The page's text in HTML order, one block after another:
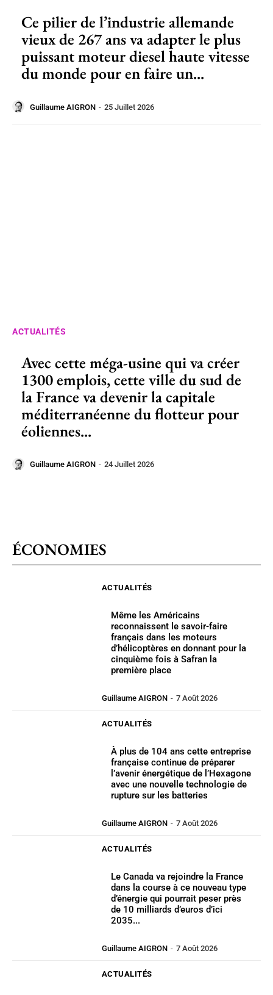
Ce pilier de l’industrie allemande
vieux de 267 ans va adapter le plus
puissant moteur diesel haute vitesse
du monde pour en faire un...
Guillaume AIGRON - 25 Juillet 2026
ACTUALITÉS
Avec cette méga-usine qui va créer
1300 emplois, cette ville du sud de
la France va devenir la capitale
méditerranéenne du flotteur pour
éoliennes...
Guillaume AIGRON - 24 Juillet 2026
ÉCONOMIES
ACTUALITÉS
Même les Américains
reconnaissent le savoir-faire
français dans les moteurs
d’hélicoptères en donnant pour la
cinquième fois à Safran la
première place
Guillaume AIGRON - 7 Août 2026
ACTUALITÉS
À plus de 104 ans cette entreprise
française continue de préparer
l’avenir énergétique de l’Hexagone
avec une nouvelle technologie de
rupture sur les batteries
Guillaume AIGRON - 7 Août 2026
ACTUALITÉS
Le Canada va rejoindre la France
dans la course à ce nouveau type
d’énergie qui pourrait peser près
de 10 milliards d’euros d’ici
2035...
Guillaume AIGRON - 7 Août 2026
ACTUALITÉS